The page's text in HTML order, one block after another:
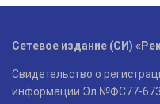
Сетевое издание (СИ)
Свидетельство о
информации Эл №ФС77-